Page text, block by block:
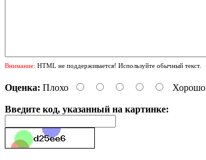
Внимание: HTML не поддерживается! Используйте обычный текст.
Оценка: Плохо Хорошо
Введите код, указанный на картинке: